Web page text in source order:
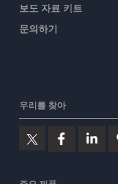
보도 자료 키트
문의하기
우리를 찾아